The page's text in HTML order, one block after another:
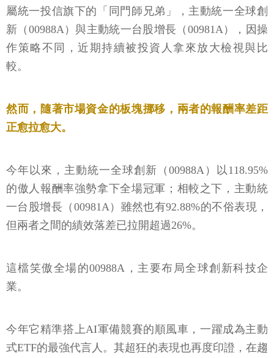
屬統一投信旗下的「同門師兄弟」，主動統一全球創
新（00988A）與主動統一台股增長（00981A），因操
作策略不同，近期持續被投資人拿來放大檢視與比
較。
然而，隨著市場資金的板塊挪移，兩者的報酬率差距
正愈拉愈大。
今年以來，主動統一全球創新（00988A）以118.95%
的傲人報酬率強勢拿下全場冠軍；相較之下，主動統
一台股增長（00981A）雖然也有92.88%的不俗表現，
但兩者之間的績效落差已拉開超過26%。
這檔笑傲全場的00988A，主要布局全球創新科技企
業。
今年它精準搭上AI軍備競賽的順風車，一躍成為主動
式ETF的最強代言人。其超狂的表現也再度印證，在趨